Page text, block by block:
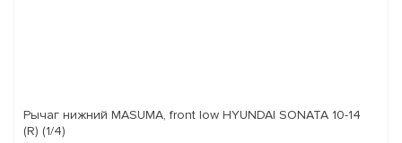
Рычаг нижний MASUMA, front low HYUNDAI SONATA 10-14
(R) (1/4)